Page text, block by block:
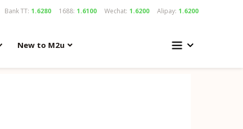
Bank TT: 1.6280 1688: 1.6100 Wechat: 1.6200 Alipay: 1.6200
New to M2u